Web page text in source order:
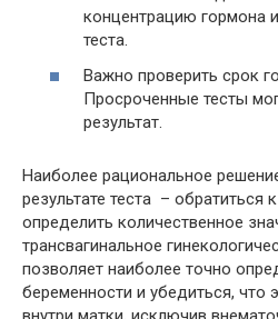
концентрацию гормона
теста.
Важно проверить срок
Просроченные тесты
результат.
Наиболее рациональное
результате теста – обратиться
определить количественное
трансвагинальное
позволяет наиболее точно
беременности и убедиться, что